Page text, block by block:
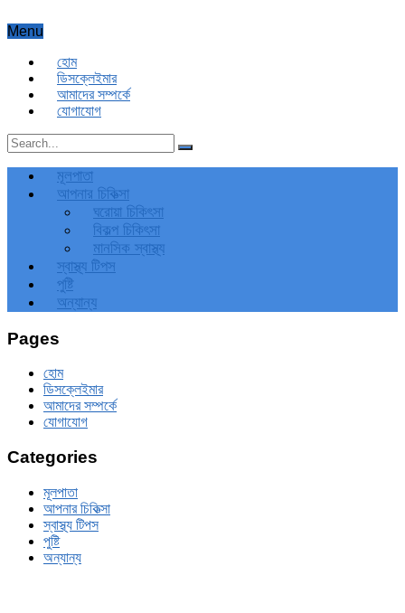
Menu
হোম
ডিসক্লেইমার
আমাদের সম্পর্কে
যোগাযোগ
মূলপাতা
আপনার চিকিত্‍সা
ঘরোয়া চিকিৎসা
বিকল্প চিকিৎসা
মানসিক স্বাস্থ্য
স্বাস্থ্য টিপস
পুষ্টি
অন্যান্য
Pages
হোম
ডিসক্লেইমার
আমাদের সম্পর্কে
যোগাযোগ
Categories
মূলপাতা
আপনার চিকিত্‍সা
স্বাস্থ্য টিপস
পুষ্টি
অন্যান্য